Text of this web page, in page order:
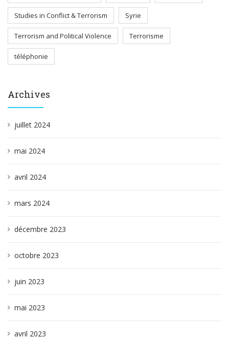
Studies in Conflict & Terrorism Syrie
Terrorism and Political Violence Terrorisme
téléphonie
Archives
juillet 2024
mai 2024
avril 2024
mars 2024
décembre 2023
octobre 2023
juin 2023
mai 2023
avril 2023